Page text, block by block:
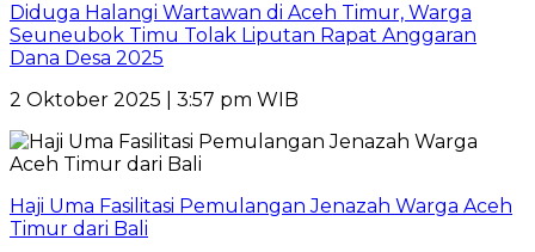
Diduga Halangi Wartawan di Aceh Timur, Warga
Seuneubok Timu Tolak Liputan Rapat Anggaran
Dana Desa 2025
2 Oktober 2025 | 3:57 pm WIB
Haji Uma Fasilitasi Pemulangan Jenazah Warga Aceh
Timur dari Bali